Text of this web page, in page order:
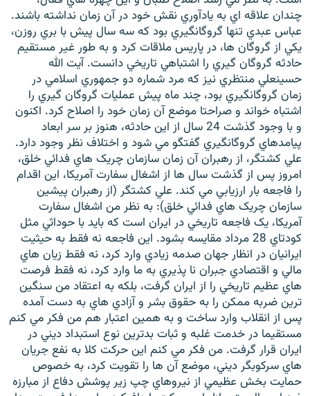
چندان علاقه اي به يادآوري نقش خود در آن زمان نداشته باشند.
عباس عبدي تنها گروگانگيري بود که سه سال پيش با بري روزن،
يکي از گروگان ها، در پاريس ملاقات کرد و به طور غير مستقيم
حادثه گروگان گيري را اشتباهي تاريخي دانست. آيت الله
حسينعلي منتظري نيز که مرد شماره دو جمهوري اسلامي در
زمان گروگانگيري بود، چند ماه پيش عمليات گروگان گيري را
اشتباه خواند و صراحتا موضع آن زمان خود را اصلاح کرد. اکنون
و با وجود گذشت 24 سال از اين حادثه، هنوز بر سر ابعاد
پيامدهاي گروگانگيري گفتگو مي شود و اختلاف نظر وجود دارد.
علي کشتگر، از رهبران آن زمان سازمان چريک هاي فدائي خلق،
امروز پس از گذشت سال ها از اشغال سفارت آمريکا، اين اقدام
را فاجعه بار ارزيابي مي کند. علي کشتگر (از رهبران پيشين
سازمان چريک هاي فدائي خلق): به نظر من اشغال سفارت
آمريکا، يک فاجعه تاريخي در ايران است که بايد با حوداثي مثل
کودتاي 28 مرداد مقايسه بشود. اين فاجعه نه فقط به حيثيت
ايرانيان در انظار جهان صدمه زيادي وارد کرد، نه فقط زيان هاي
مالي و اقتصادي جبران نا پذيري به ما وارد کرد، نه فقط فرصت
هاي عظيم تاريخي را از ايران گرفت، بلکه به اعتقاد من سنگين
ترين ضربه ممکن را به حقوق بشر و آزادي هاي به دست آمده
پس از انقلاب وارد ساخت و به همين اعتبار هم من فکر مي کنم
مستقيما در خدمت غلبه و ثبات بدترين نوع استبداد ديني در
ايران قرار گرفت. من فکر مي کنم اين حرکت کلا به نفع جريان
هاي سرکوبگر ديني، موضع آن ها را تقويت کرد، به خصوص
حمايت بخش عظيمي از نيروهاي چپ زير پوشش دفاع از مبارزه